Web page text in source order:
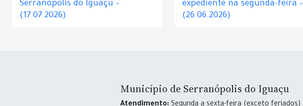
Serranópolis do Iguaçu –
(17.07.2026)
expediente na segunda-feira –
(26.06.2026)
Município de Serranópolis do Iguaçu